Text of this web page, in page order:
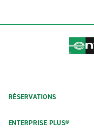
RÉSERVATIONS
ENTERPRISE PLUS®